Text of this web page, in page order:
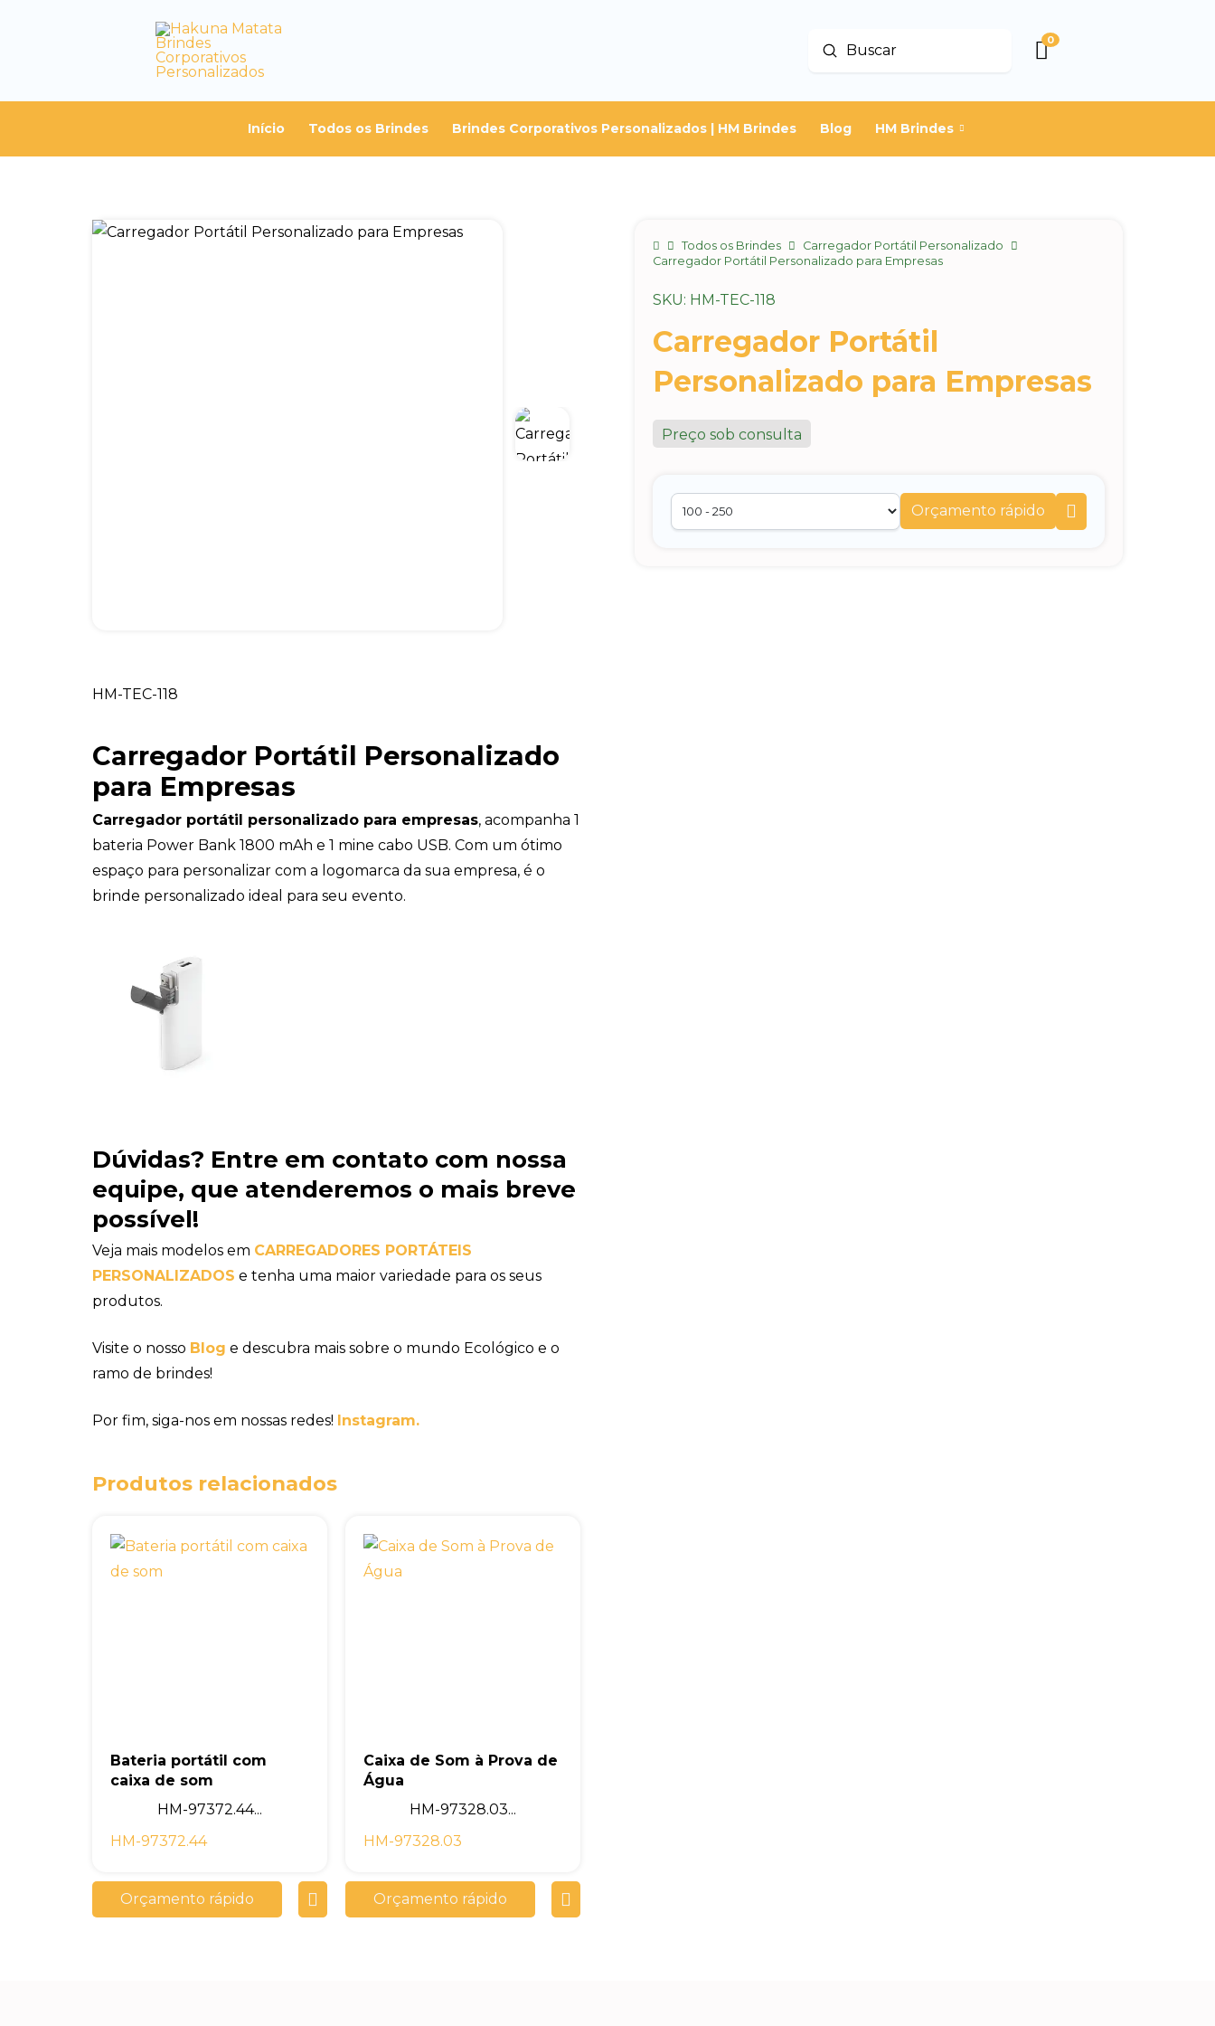
Buscar
Enviar
0
Início Todos os Brindes Brindes Corporativos Personalizados | HM Brindes Blog HM Brindes
HomeTodos os Brindes
Carregador Portátil Personalizado
Carregador Portátil Personalizado para Empresas
SKU: HM-TEC-118
Carregador Portátil
Personalizado para Empresas
Preço sob consulta
Orçamento rápido
HM-TEC-118
Carregador Portátil Personalizado
para Empresas
Carregador portátil personalizado para empresas, acompanha 1
bateria Power Bank 1800 mAh e 1 mine cabo USB. Com um ótimo
espaço para personalizar com a logomarca da sua empresa, é o
brinde personalizado ideal para seu evento.
Dúvidas? Entre em contato com nossa
equipe, que atenderemos o mais breve
possível!
Veja mais modelos em CARREGADORES PORTÁTEIS
PERSONALIZADOS e tenha uma maior variedade para os seus
produtos.
Visite o nosso Blog e descubra mais sobre o mundo Ecológico e o
ramo de brindes!
Por fim, siga-nos em nossas redes! Instagram.
Produtos relacionados
Bateria portátil com
caixa de som
HM-97372.44...
HM-97372.44
Orçamento rápido
Caixa de Som à Prova de
Água
HM-97328.03...
HM-97328.03
Orçamento rápido